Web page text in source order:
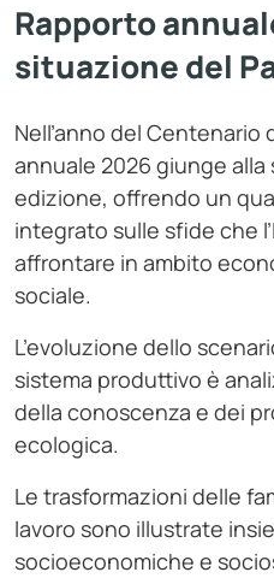
Rapporto
situazione del
Nell’anno del Centenario
annuale 2026 giunge
edizione, offrendo un
integrato sulle sfide che
affrontare in ambito
sociale.
L’evoluzione dello
sistema produttivo è
della conoscenza e dei
ecologica.
Le trasformazioni delle
lavoro sono illustrate
socioeconomiche e